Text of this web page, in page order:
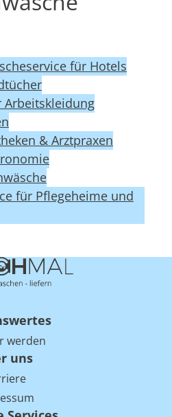
für Hotels
Arbeitskleidung
& Arztpraxen
für Pflegeheime und
werden
uns